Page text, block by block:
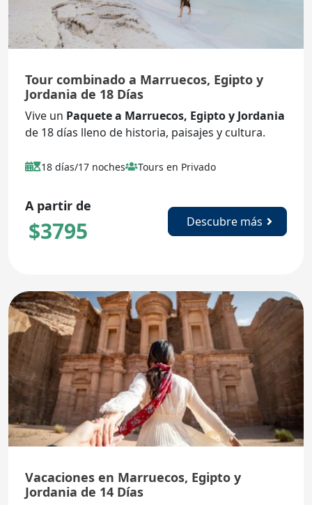
Tour combinado a Marruecos, Egipto y
Jordania de 18 Días
Vive un Paquete a Marruecos, Egipto y Jordania
de 18 días lleno de historia, paisajes y cultura.
18 días/17 noches Tours en Privado
A partir de
$3795 Descubre más
Vacaciones en Marruecos, Egipto y
Jordania de 14 Días